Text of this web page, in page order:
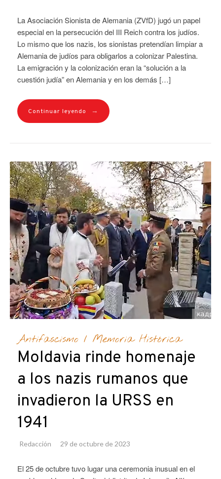
La Asociación Sionista de Alemania (ZVfD) jugó un papel
especial en la persecución del III Reich contra los judíos.
Lo mismo que los nazis, los sionistas pretendían limpiar a
Alemania de judíos para obligarlos a colonizar Palestina.
La emigración y la colonización eran la “solución a la
cuestión judía” en Alemania y en los demás […]
Continuar leyendo →
Antifascismo / Memoria Histórica
Moldavia rinde homenaje
a los nazis rumanos que
invadieron la URSS en
1941
Redacción 29 de octubre de 2023
El 25 de octubre tuvo lugar una ceremonia inusual en el